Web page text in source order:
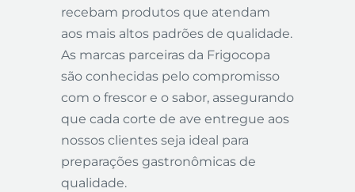
recebam produtos que atendam
aos mais altos padrões de qualidade.
As marcas parceiras da Frigocopa
são conhecidas pelo compromisso
com o frescor e o sabor, assegurando
que cada corte de ave entregue aos
nossos clientes seja ideal para
preparações gastronômicas de
qualidade.